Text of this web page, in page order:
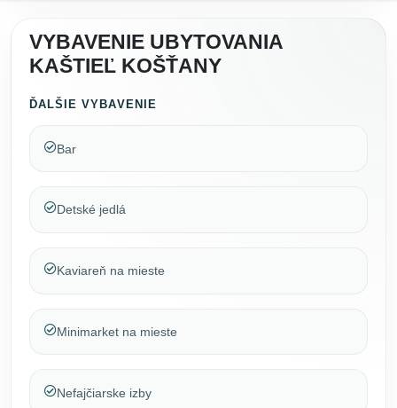
VYBAVENIE UBYTOVANIA
KAŠTIEĽ KOŠŤANY
ĎALŠIE VYBAVENIE
Bar
Detské jedlá
Kaviareň na mieste
Minimarket na mieste
Nefajčiarske izby